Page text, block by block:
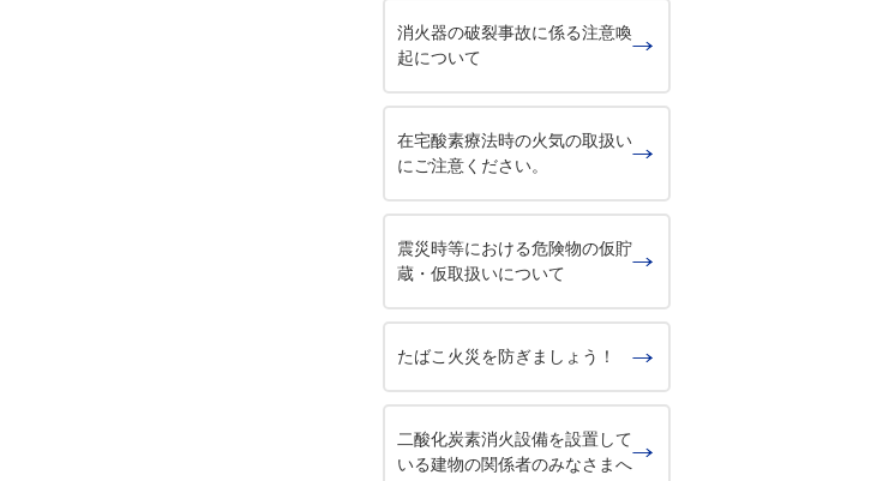
消火器の破裂事故に係る注意喚
起について
在宅酸素療法時の火気の取扱い
にご注意ください。
震災時等における危険物の仮貯
蔵・仮取扱いについて
たばこ火災を防ぎましょう！
二酸化炭素消火設備を設置して
いる建物の関係者のみなさまへ